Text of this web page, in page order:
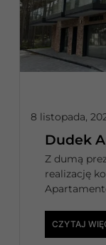
Dudek
Z dumą
realizację
CZYTAJ
8 listopada,